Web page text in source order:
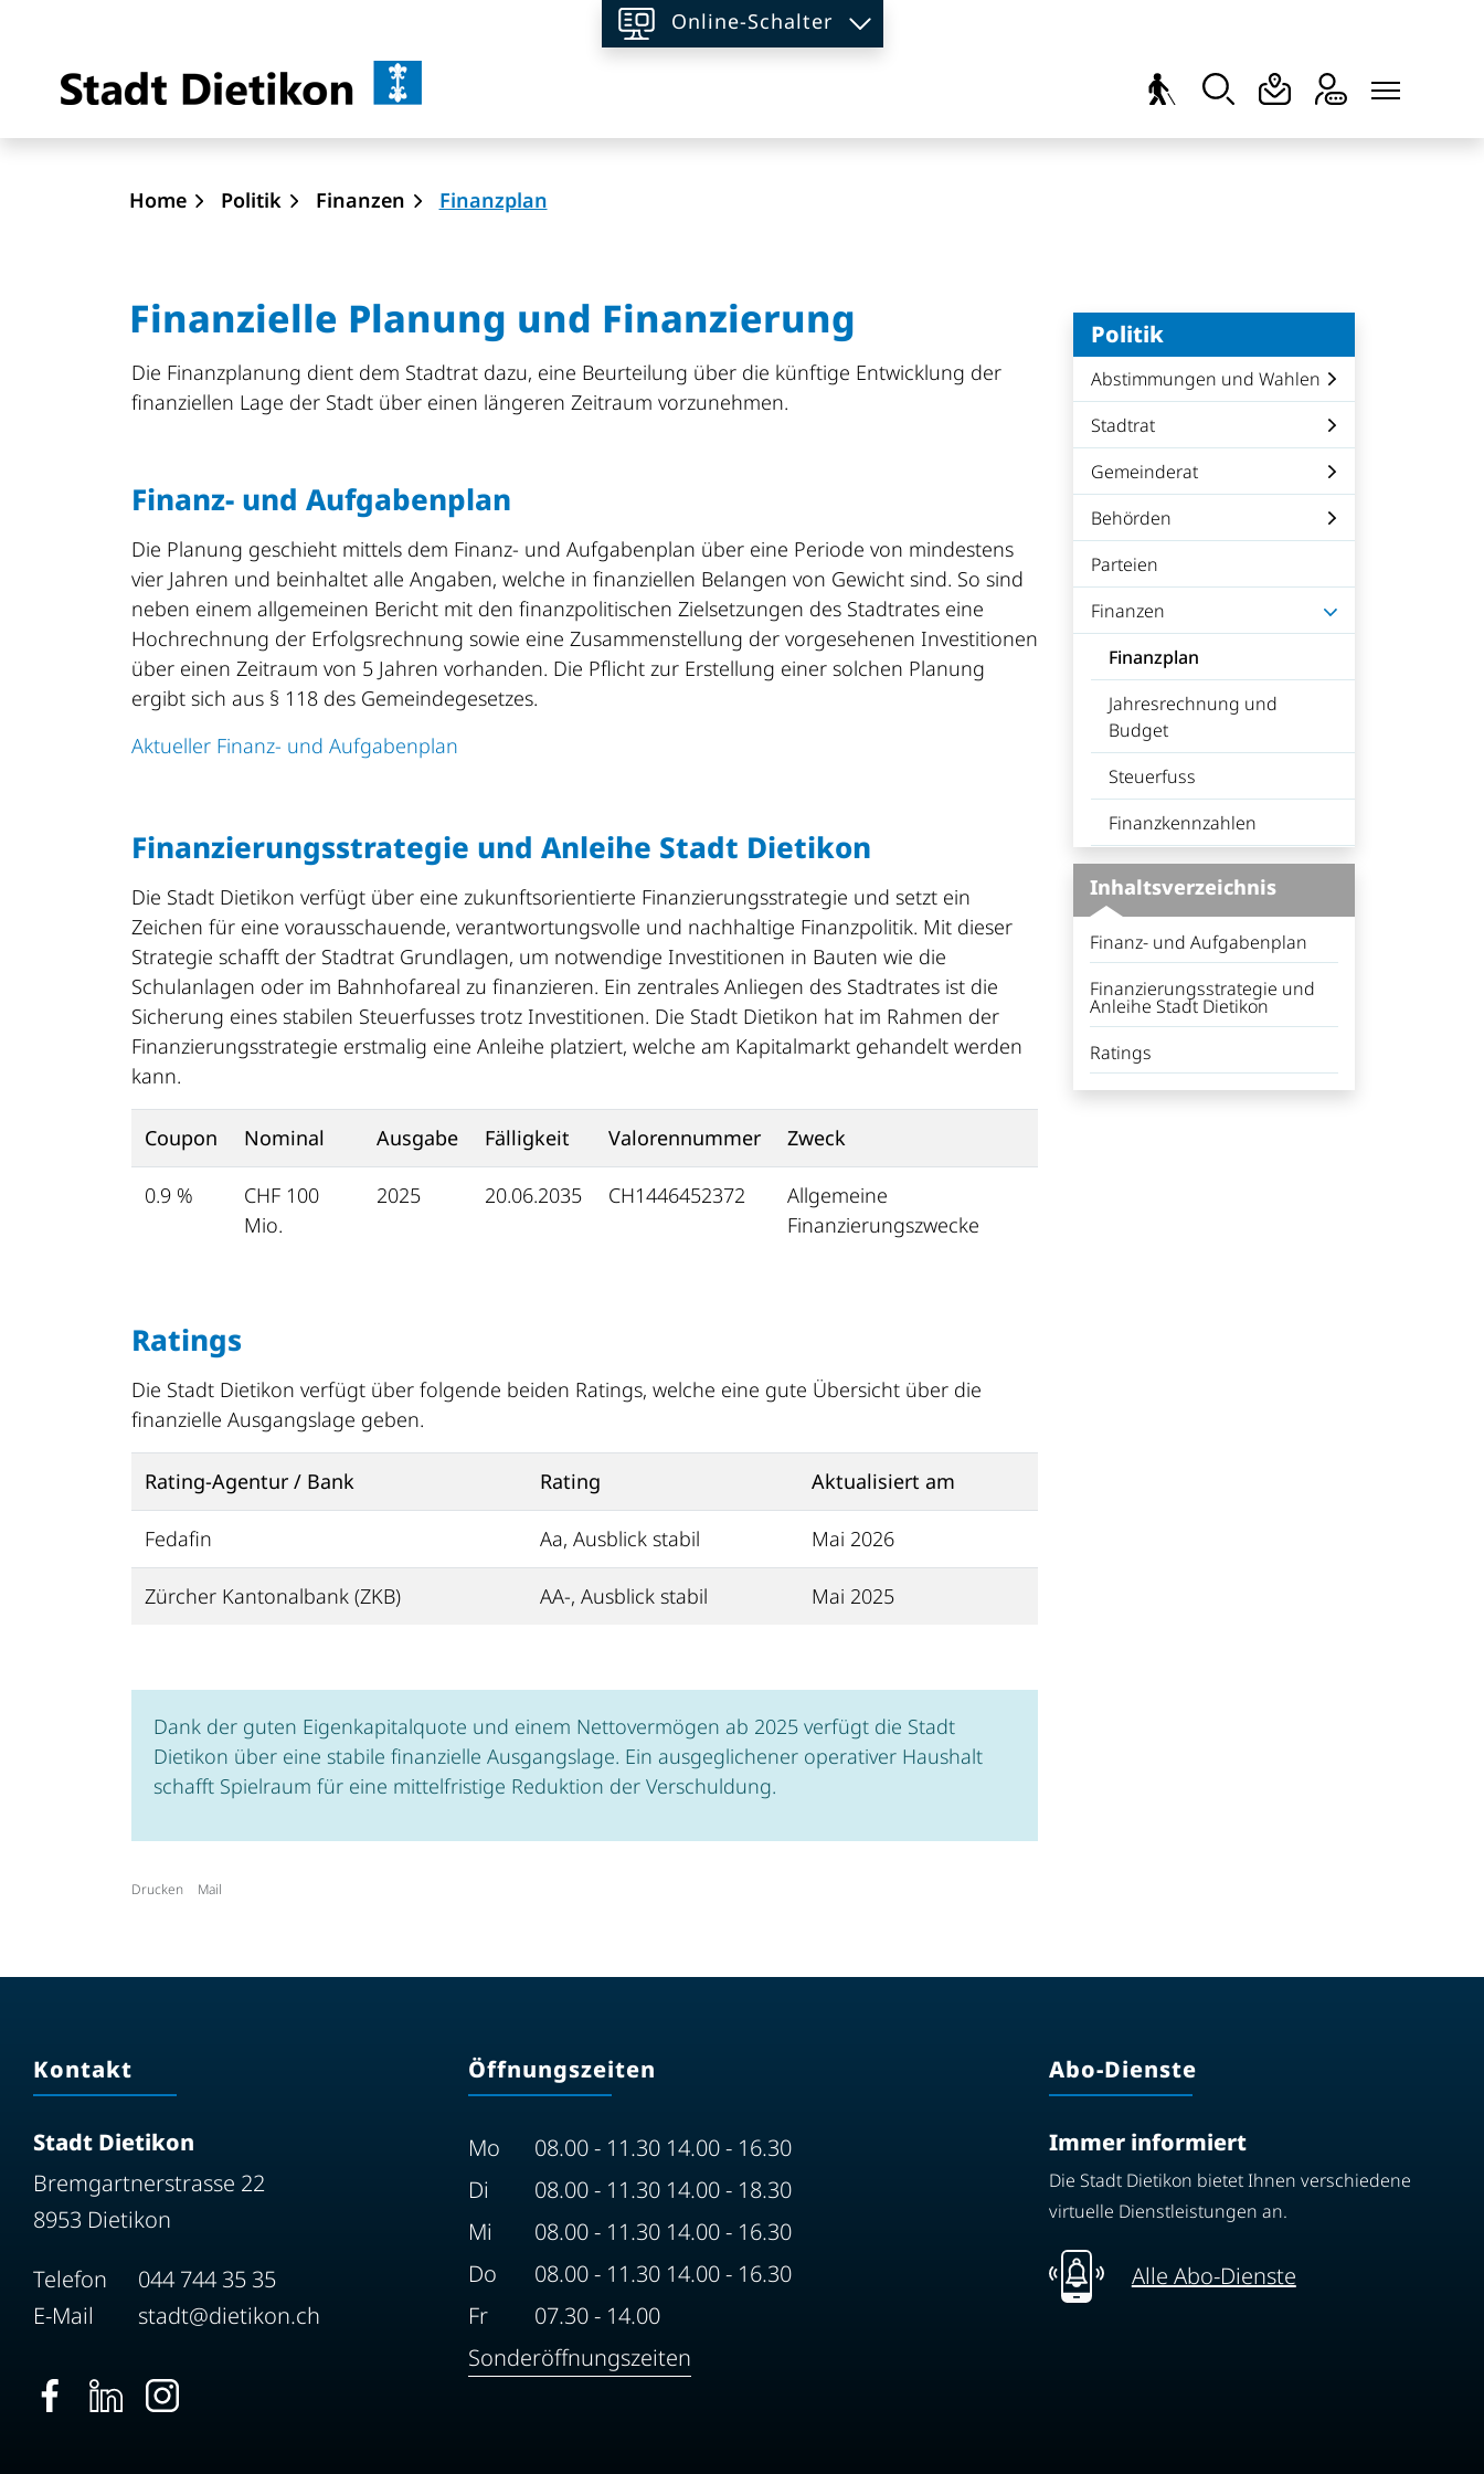
zur Startseite
Direkt zur Hauptnavigation
Direkt zum Inhalt
Direkt zur Suche
Direkt zum Stichwortverzeichnis
Online-Schalter
Home Politik Finanzen Finanzplan(ausgewählt)
Politik
Abstimmungen und Wahlen
Stadtrat
Gemeinderat
Behörden
Parteien
Finanzen
Finanzplan
(ausgewählt)
Jahresrechnung und
Budget
Steuerfuss
Finanzkennzahlen
Inhaltsverzeichnis
Finanz- und Aufgabenplan
Finanzierungsstrategie und
Anleihe Stadt Dietikon
Ratings
Finanzielle Planung und Finanzierung
Die Finanzplanung dient dem Stadtrat dazu, eine Beurteilung über die künftige Entwicklung der
finanziellen Lage der Stadt über einen längeren Zeitraum vorzunehmen.
Finanz- und Aufgabenplan
Die Planung geschieht mittels dem Finanz- und Aufgabenplan über eine Periode von mindestens
vier Jahren und beinhaltet alle Angaben, welche in finanziellen Belangen von Gewicht sind. So sind
neben einem allgemeinen Bericht mit den finanzpolitischen Zielsetzungen des Stadtrates eine
Hochrechnung der Erfolgsrechnung sowie eine Zusammenstellung der vorgesehenen Investitionen
über einen Zeitraum von 5 Jahren vorhanden. Die Pflicht zur Erstellung einer solchen Planung
ergibt sich aus § 118 des Gemeindegesetzes.
Aktueller Finanz- und Aufgabenplan
Finanzierungsstrategie und Anleihe Stadt Dietikon
Die Stadt Dietikon verfügt über eine zukunftsorientierte Finanzierungsstrategie und setzt ein
Zeichen für eine vorausschauende, verantwortungsvolle und nachhaltige Finanzpolitik. Mit dieser
Strategie schafft der Stadtrat Grundlagen, um notwendige Investitionen in Bauten wie die
Schulanlagen oder im Bahnhofareal zu finanzieren. Ein zentrales Anliegen des Stadtrates ist die
Sicherung eines stabilen Steuerfusses trotz Investitionen. Die Stadt Dietikon hat im Rahmen der
Finanzierungsstrategie erstmalig eine Anleihe platziert, welche am Kapitalmarkt gehandelt werden
kann.
Coupon Nominal Ausgabe Fälligkeit Valorennummer Zweck
0.9 %
CHF 100
Mio.
2025 20.06.2035 CH1446452372
Allgemeine
Finanzierungszwecke
Ratings
Die Stadt Dietikon verfügt über folgende beiden Ratings, welche eine gute Übersicht über die
finanzielle Ausgangslage geben.
Rating-Agentur / Bank Rating Aktualisiert am
Fedafin Aa, Ausblick stabil Mai 2026
Zürcher Kantonalbank (ZKB) AA-, Ausblick stabil Mai 2025
Dank der guten Eigenkapitalquote und einem Nettovermögen ab 2025 verfügt die Stadt
Dietikon über eine stabile finanzielle Ausgangslage. Ein ausgeglichener operativer Haushalt
schafft Spielraum für eine mittelfristige Reduktion der Verschuldung.
Drucken Mail
Kontakt
Stadt Dietikon
Bremgartnerstrasse 22
8953 Dietikon
Telefon
044 744 35 35
E-Mail
stadt@dietikon.ch
Öffnungszeiten
Mo
08.00 - 11.30 14.00 - 16.30
Di
08.00 - 11.30 14.00 - 18.30
Mi
08.00 - 11.30 14.00 - 16.30
Do
08.00 - 11.30 14.00 - 16.30
Fr
07.30 - 14.00
Sonderöffnungszeiten
Abo-Dienste
Immer informiert
Die Stadt Dietikon bietet Ihnen verschiedene
virtuelle Dienstleistungen an.
Alle Abo-Dienste